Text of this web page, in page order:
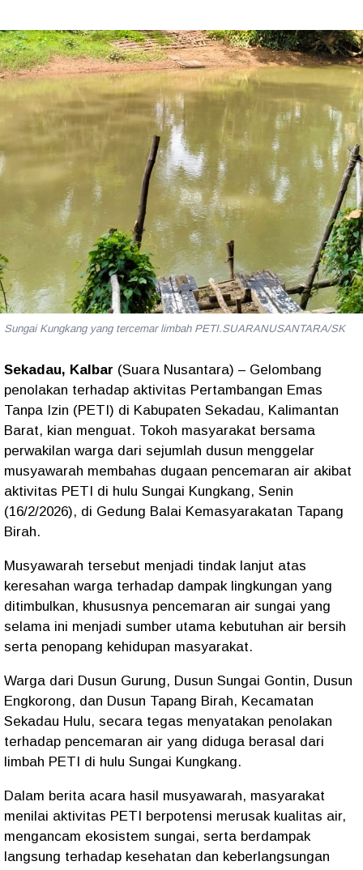
Sungai Kungkang yang tercemar limbah PETI.SUARANUSANTARA/SK
Sekadau, Kalbar (Suara Nusantara) – Gelombang
penolakan terhadap aktivitas Pertambangan Emas
Tanpa Izin (PETI) di Kabupaten Sekadau, Kalimantan
Barat, kian menguat. Tokoh masyarakat bersama
perwakilan warga dari sejumlah dusun menggelar
musyawarah membahas dugaan pencemaran air akibat
aktivitas PETI di hulu Sungai Kungkang, Senin
(16/2/2026), di Gedung Balai Kemasyarakatan Tapang
Birah.
Musyawarah tersebut menjadi tindak lanjut atas
keresahan warga terhadap dampak lingkungan yang
ditimbulkan, khususnya pencemaran air sungai yang
selama ini menjadi sumber utama kebutuhan air bersih
serta penopang kehidupan masyarakat.
Warga dari Dusun Gurung, Dusun Sungai Gontin, Dusun
Engkorong, dan Dusun Tapang Birah, Kecamatan
Sekadau Hulu, secara tegas menyatakan penolakan
terhadap pencemaran air yang diduga berasal dari
limbah PETI di hulu Sungai Kungkang.
Dalam berita acara hasil musyawarah, masyarakat
menilai aktivitas PETI berpotensi merusak kualitas air,
mengancam ekosistem sungai, serta berdampak
langsung terhadap kesehatan dan keberlangsungan